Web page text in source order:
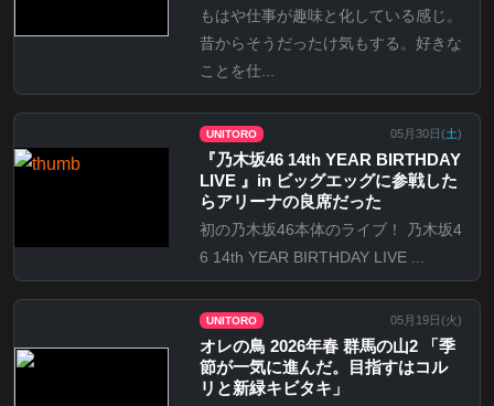
もはや仕事が趣味と化している感じ。
昔からそうだったけ気もする。好きな
ことを仕...
UNITORO 05月30日(土)
『乃⽊坂46 14th YEAR BIRTHDAY
LIVE 』in ビッグエッグに参戦した
らアリーナの良席だった
初の乃木坂46本体のライブ！ 乃木坂4
6 14th YEAR BIRTHDAY LIVE ...
UNITORO 05月19日(火)
オレの鳥 2026年春 群馬の山2 「季
節が一気に進んだ。目指すはコル
リと新緑キビタキ」